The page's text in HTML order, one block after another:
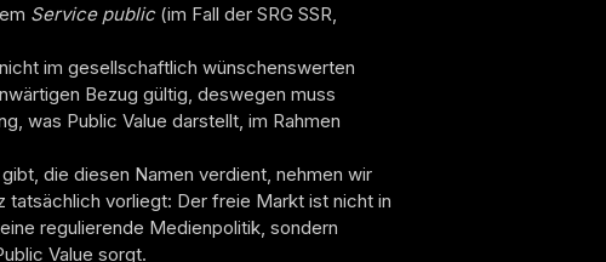
Service public(im Fall der SRG SSR,
im gesellschaftlich wünschenswerten
Bezug gültig, deswegen muss
was Public Value darstellt, im Rahmen
die diesen Namen verdient, nehmen wir
vorliegt: Der freie Markt ist nicht in
regulierende Medienpolitik, sondern
Value sorgt.